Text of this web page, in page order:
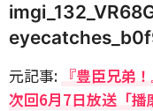
元記事: 『豊臣兄弟
次回6月7日放送「播